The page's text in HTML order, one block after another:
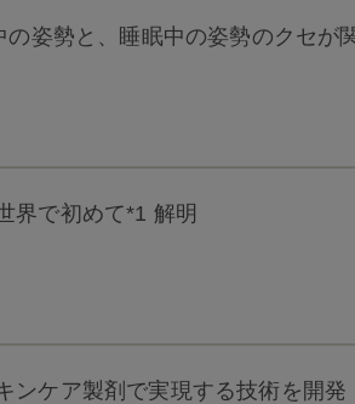
姿勢と、睡眠中の姿勢のクセが
界で初めて*1 解明
ンケア製剤で実現する技術を開発